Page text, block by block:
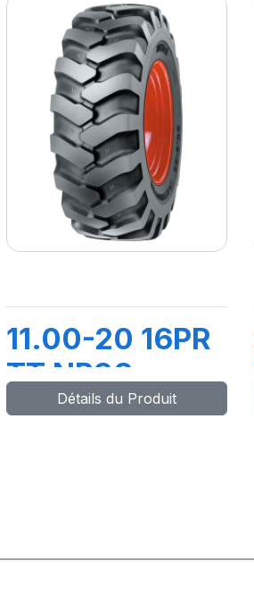
11.00-20 16PR
TT NB38
Détails du Produit